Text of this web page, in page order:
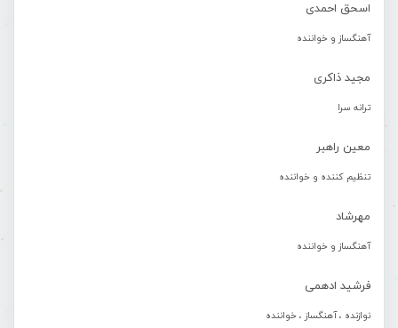
اسحق احمدی
آهنگساز و خواننده
مجید ذاکری
ترانه سرا
معین راهبر
تنظیم کننده و خواننده
مهرشاد
آهنگساز و خواننده
فرشید ادهمی
نوازنده ، آهنگساز ، خواننده